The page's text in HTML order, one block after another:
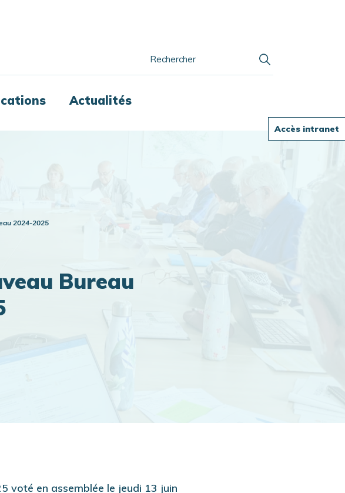
Accès intranet
Actualités
2024-2025
Bureau
voté en assemblée le jeudi 13 juin